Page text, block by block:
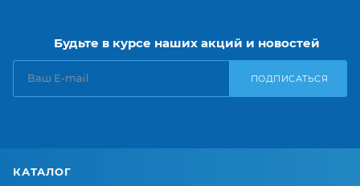
Будьте в курсе наших акций и новостей
ПОДПИСАТЬСЯ
КАТАЛОГ